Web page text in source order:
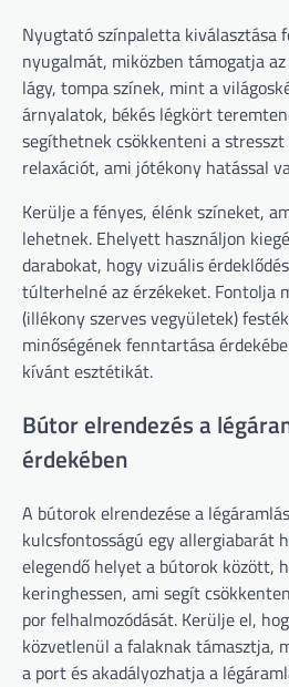
Nyugtató színpaletta kiválasztása
nyugalmát, miközben támogatja
lágy, tompa színek, mint a
árnyalatok, békés légkört
segíthetnek csökkenteni a
relaxációt, ami jótékony hatással
Kerülje a fényes, élénk színeket,
lehetnek. Ehelyett használjon
darabokat, hogy vizuális
túlterhelné az érzékeket. Fontolja
(illékony szerves vegyületek)
minőségének fenntartása
kívánt esztétikát.
Bútor elrendezés a
érdekében
A bútorok elrendezése a
kulcsfontosságú egy allergiabarát
elegendő helyet a bútorok között,
keringhessen, ami segít
por felhalmozódását. Kerülje el,
közvetlenül a falaknak támasztja,
a port és akadályozhatja a